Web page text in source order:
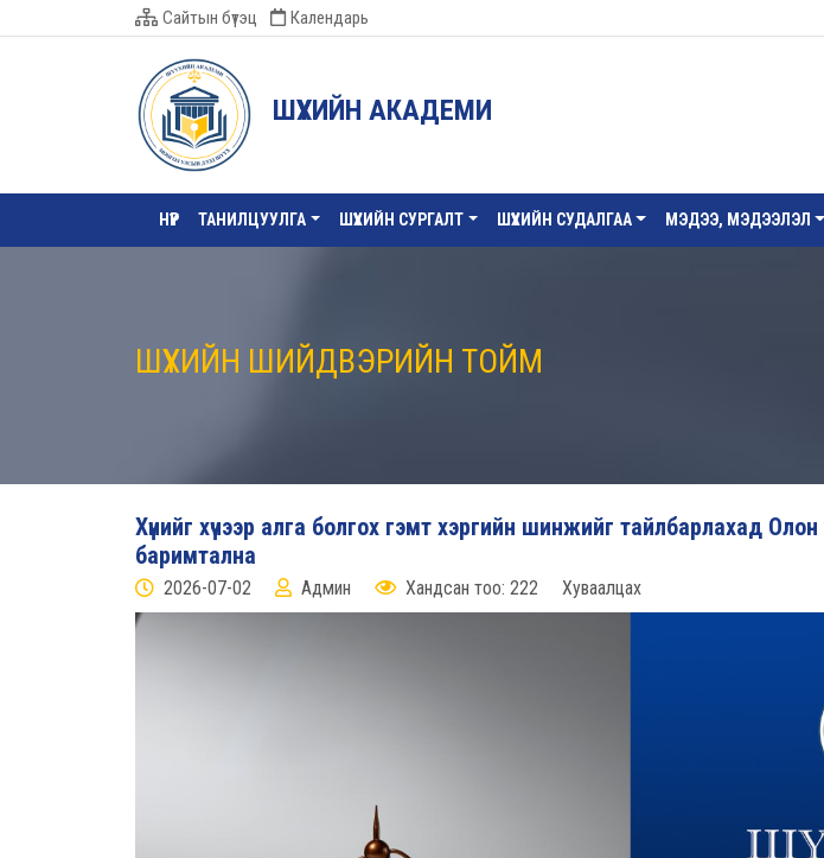
Сайтын бүтэц Календарь
ШҮҮХИЙН АКАДЕМИ
НҮҮР ТАНИЛЦУУЛГА ШҮҮХИЙН СУРГАЛТ ШҮҮХИЙН СУДАЛГАА МЭДЭЭ, МЭДЭЭЛЭЛ
ШҮҮХИЙН ШИЙДВЭРИЙН ТОЙМ
Хүнийг хүчээр алга болгох гэмт хэргийн шинжийг тайлбарлахад
баримтална
2026-07-02 Админ Хандсан тоо: 222 Хуваалцах